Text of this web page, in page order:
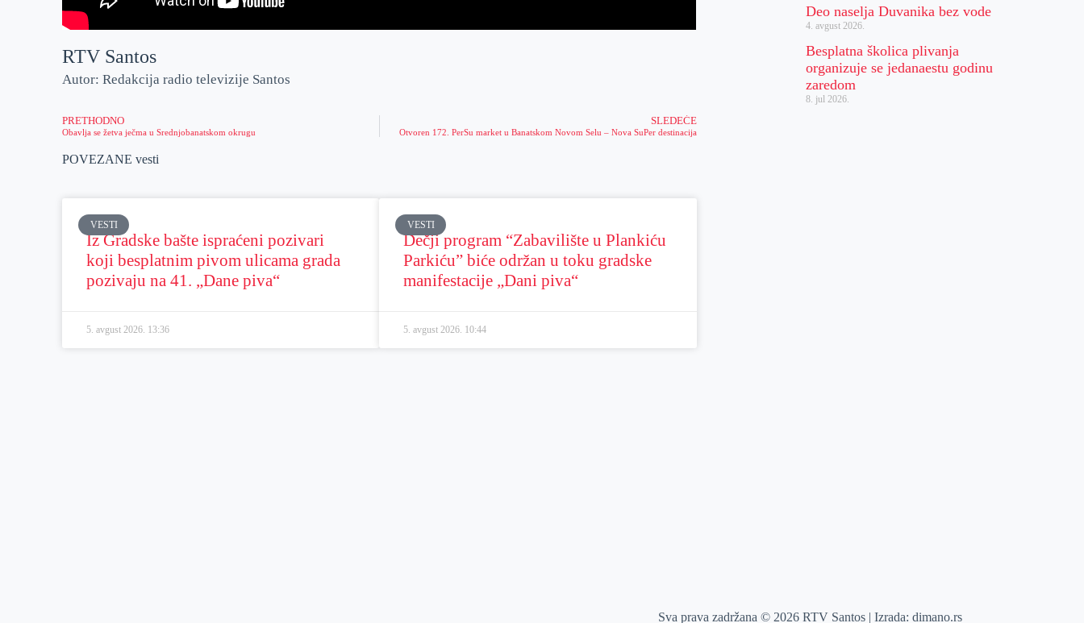
RTV Santos
Autor: Redakcija radio televizije Santos
PRETHODNO
Obavlja se žetva ječma u Srednjobanatskom okrugu
SLEDEĆE
Otvoren 172. PerSu market u Banatskom Novom Selu – Nova SuPer destinacija
POVEZANE vesti
VESTI
Iz Gradske bašte ispraćeni pozivari
koji besplatnim pivom ulicama grada
pozivaju na 41. „Dane piva“
5. avgust 2026. 13:36
VESTI
Dečji program “Zabavilište u Plankiću
Parkiću” biće održan u toku gradske
manifestacije „Dani piva“
5. avgust 2026. 10:44
Deo naselja Duvanika bez vode
4. avgust 2026.
Besplatna školica plivanja
organizuje se jedanaestu godinu
zaredom
8. jul 2026.
Sva prava zadržana © 2026 RTV Santos | Izrada:dimano.rs